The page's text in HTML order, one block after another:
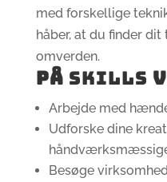
med forskellige
håber, at du finder
omverden.
PÅ SKILLS
Arbejde med
Udforske dine
Besøge